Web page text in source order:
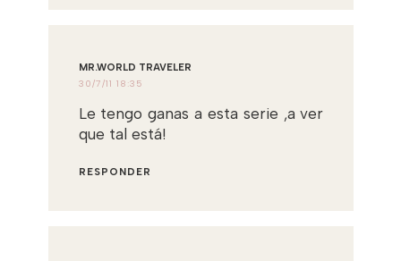
MR.WORLD TRAVELER
30/7/11 18:35
Le tengo ganas a esta serie ,a ver
que tal está!
RESPONDER